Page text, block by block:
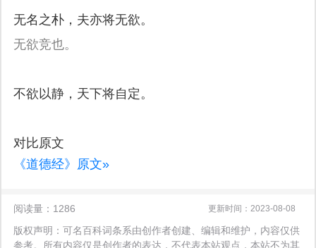
无名之朴，夫亦将无欲。
无欲竞也。
不欲以静，天下将自定。
对比原文
《道德经》原文»
阅读量：1286 更新时间：2023-08-08
版权声明：可名百科词条系由创作者创建、编辑和维护，内容仅供
参考。所有内容仅是创作者的表达，不代表本站观点，本站不为其